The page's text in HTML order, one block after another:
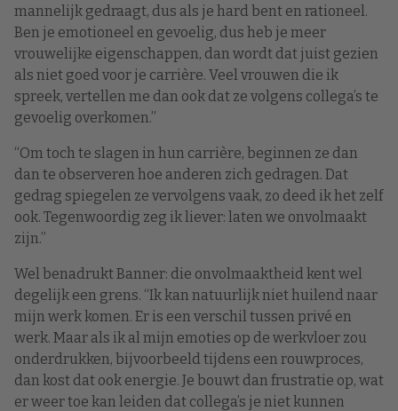
mannelijk gedraagt, dus als je hard bent en rationeel.
Ben je emotioneel en gevoelig, dus heb je meer
vrouwelijke eigenschappen, dan wordt dat juist gezien
als niet goed voor je carrière. Veel vrouwen die ik
spreek, vertellen me dan ook dat ze volgens collega’s te
gevoelig overkomen.”
“Om toch te slagen in hun carrière, beginnen ze dan
dan te observeren hoe anderen zich gedragen. Dat
gedrag spiegelen ze vervolgens vaak, zo deed ik het zelf
ook. Tegenwoordig zeg ik liever: laten we onvolmaakt
zijn.”
Wel benadrukt Banner: die onvolmaaktheid kent wel
degelijk een grens. “Ik kan natuurlijk niet huilend naar
mijn werk komen. Er is een verschil tussen privé en
werk. Maar als ik al mijn emoties op de werkvloer zou
onderdrukken, bijvoorbeeld tijdens een rouwproces,
dan kost dat ook energie. Je bouwt dan frustratie op, wat
er weer toe kan leiden dat collega’s je niet kunnen